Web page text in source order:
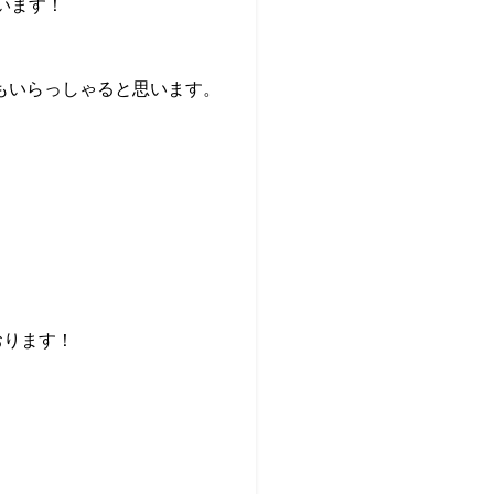
ます！
らっしゃると思います。
ます！